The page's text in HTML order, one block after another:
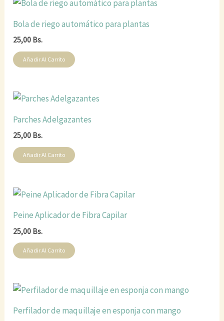
Bola de riego automático para plantas
25,00 Bs.
Añadir Al Carrito
Parches Adelgazantes
25,00 Bs.
Añadir Al Carrito
Peine Aplicador de Fibra Capilar
25,00 Bs.
Añadir Al Carrito
Perfilador de maquillaje en esponja con mango